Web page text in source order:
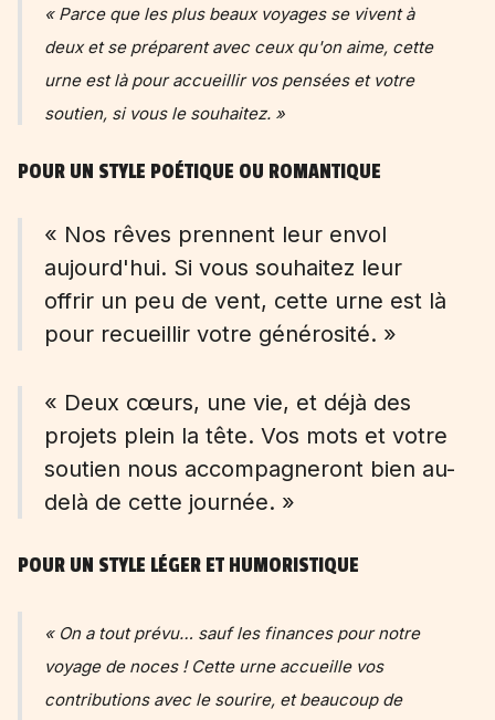
« Parce que les plus beaux voyages se vivent à
deux et se préparent avec ceux qu'on aime, cette
urne est là pour accueillir vos pensées et votre
soutien, si vous le souhaitez. »
POUR UN STYLE POÉTIQUE OU ROMANTIQUE
« Nos rêves prennent leur envol
aujourd'hui. Si vous souhaitez leur
offrir un peu de vent, cette urne est là
pour recueillir votre générosité. »
« Deux cœurs, une vie, et déjà des
projets plein la tête. Vos mots et votre
soutien nous accompagneront bien au-
delà de cette journée. »
POUR UN STYLE LÉGER ET HUMORISTIQUE
« On a tout prévu… sauf les finances pour notre
voyage de noces ! Cette urne accueille vos
contributions avec le sourire, et beaucoup de